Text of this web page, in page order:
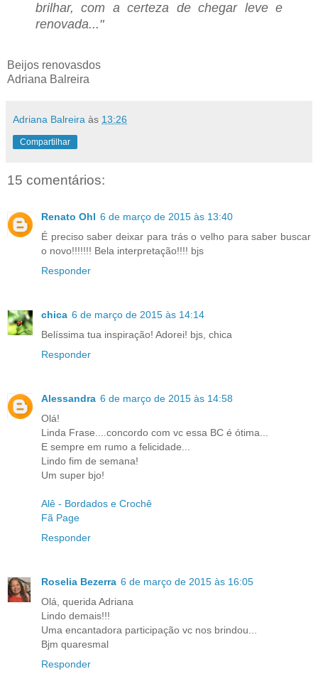
brilhar, com a certeza de chegar leve e
renovada..."
Beijos renovasdos
Adriana Balreira
Adriana Balreira às 13:26
Compartilhar
15 comentários:
Renato Ohl 6 de março de 2015 às 13:40
É preciso saber deixar para trás o velho para saber buscar
o novo!!!!!!! Bela interpretação!!!! bjs
Responder
chica 6 de março de 2015 às 14:14
Belíssima tua inspiração! Adorei! bjs, chica
Responder
Alessandra 6 de março de 2015 às 14:58
Olá!
Linda Frase....concordo com vc essa BC é ótima...
E sempre em rumo a felicidade...
Lindo fim de semana!
Um super bjo!
Alê - Bordados e Crochê
Fã Page
Responder
Roselia Bezerra 6 de março de 2015 às 16:05
Olá, querida Adriana
Lindo demais!!!
Uma encantadora participação vc nos brindou...
Bjm quaresmal
Responder